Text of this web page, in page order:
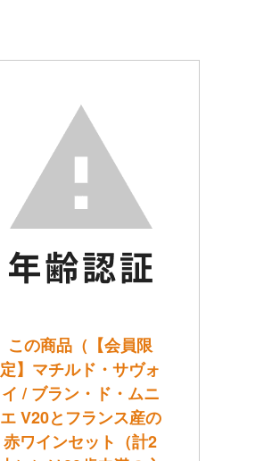
この商品（【会員限
定】マチルド・サヴォ
イ / ブラン・ド・ムニ
エ V20とフランス産の
赤ワインセット（計2